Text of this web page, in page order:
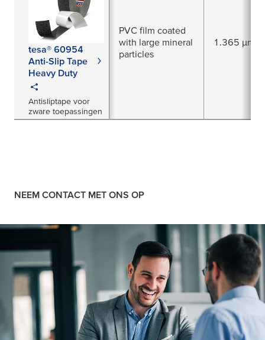
tesa® 60954
Anti-Slip Tape
Heavy Duty
Antisliptape voor
zware toepassingen
PVC film coated
with large mineral
particles
1.365 µm
NEEM CONTACT MET ONS OP